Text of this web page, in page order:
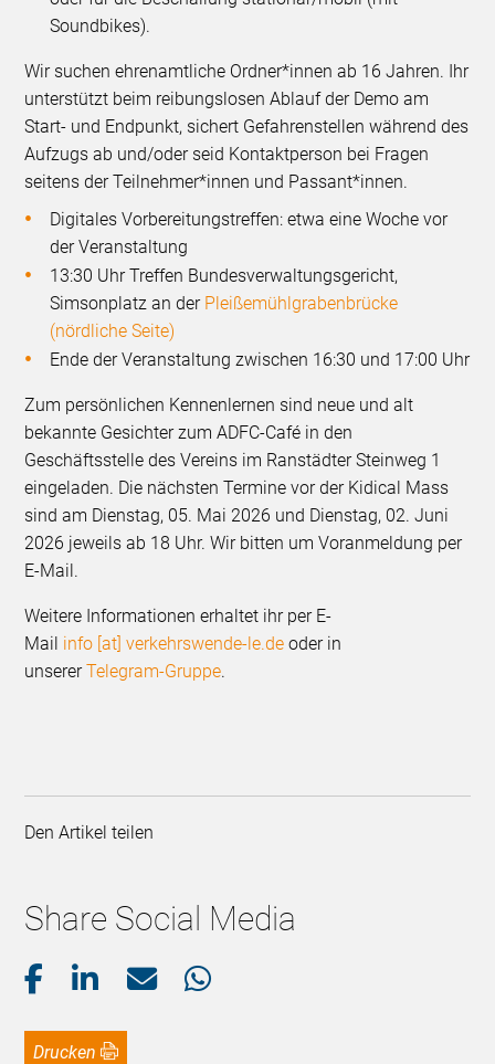
Soundbikes).
Wir suchen ehrenamtliche Ordner*innen ab 16 Jahren. Ihr
unterstützt beim reibungslosen Ablauf der Demo am
Start- und Endpunkt, sichert Gefahrenstellen während des
Aufzugs ab und/oder seid Kontaktperson bei Fragen
seitens der Teilnehmer*innen und Passant*innen.
Digitales Vorbereitungstreffen: etwa eine Woche vor
der Veranstaltung
13:30 Uhr Treffen Bundesverwaltungsgericht,
Simsonplatz an der Pleißemühlgrabenbrücke
(nördliche Seite)
Ende der Veranstaltung zwischen 16:30 und 17:00 Uhr
Zum persönlichen Kennenlernen sind neue und alt
bekannte Gesichter zum ADFC-Café in den
Geschäftsstelle des Vereins im Ranstädter Steinweg 1
eingeladen. Die nächsten Termine vor der Kidical Mass
sind am Dienstag, 05. Mai 2026 und Dienstag, 02. Juni
2026 jeweils ab 18 Uhr. Wir bitten um Voranmeldung per
E-Mail.
Weitere Informationen erhaltet ihr per E-
Mail info [at] verkehrswende-le.de oder in
unsererTelegram-Gruppe.
Den Artikel teilen
Share Social Media
Drucken